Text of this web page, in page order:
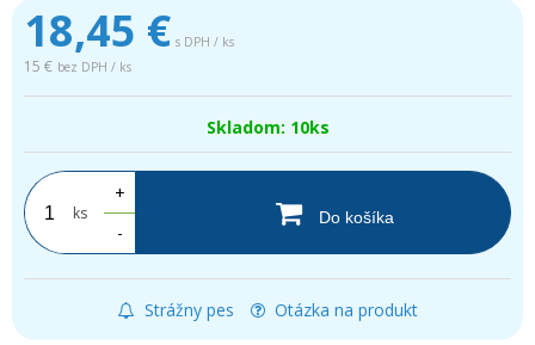
18,45 € s DPH / ks
15 € bez DPH / ks
Skladom: 10ks
ks
+
-
Do košíka
Strážny pes Otázka na produkt